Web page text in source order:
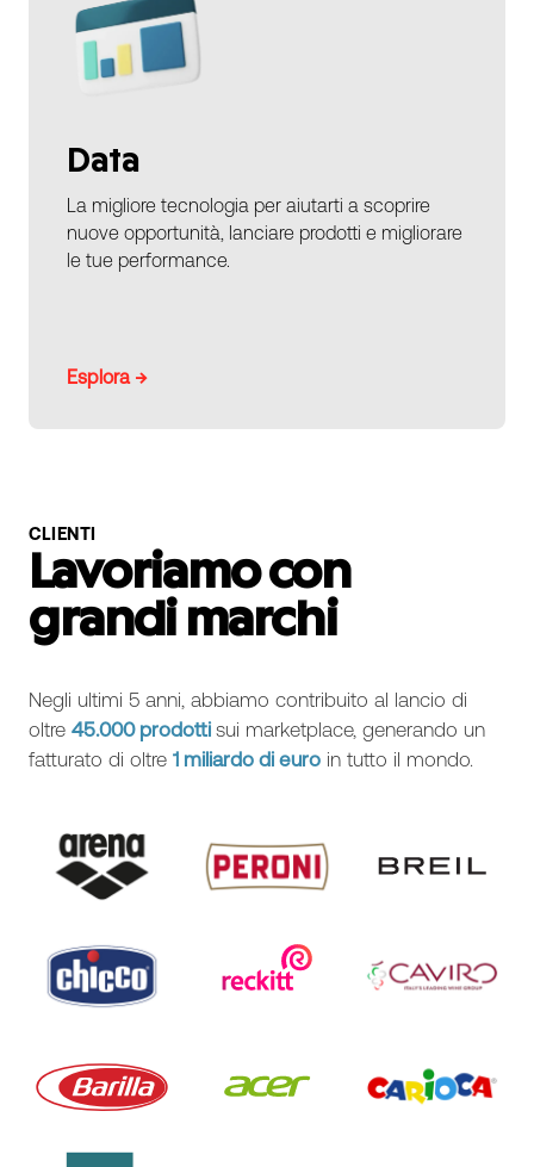
Data
La migliore tecnologia per aiutarti a scoprire
nuove opportunità, lanciare prodotti e migliorare
le tue performance.
Esplora →
CLIENTI
Lavoriamo con
grandi marchi
Negli ultimi 5 anni, abbiamo contribuito al lancio di
oltre 45.000 prodotti sui marketplace, generando un
fatturato di oltre 1 miliardo di euro in tutto il mondo.